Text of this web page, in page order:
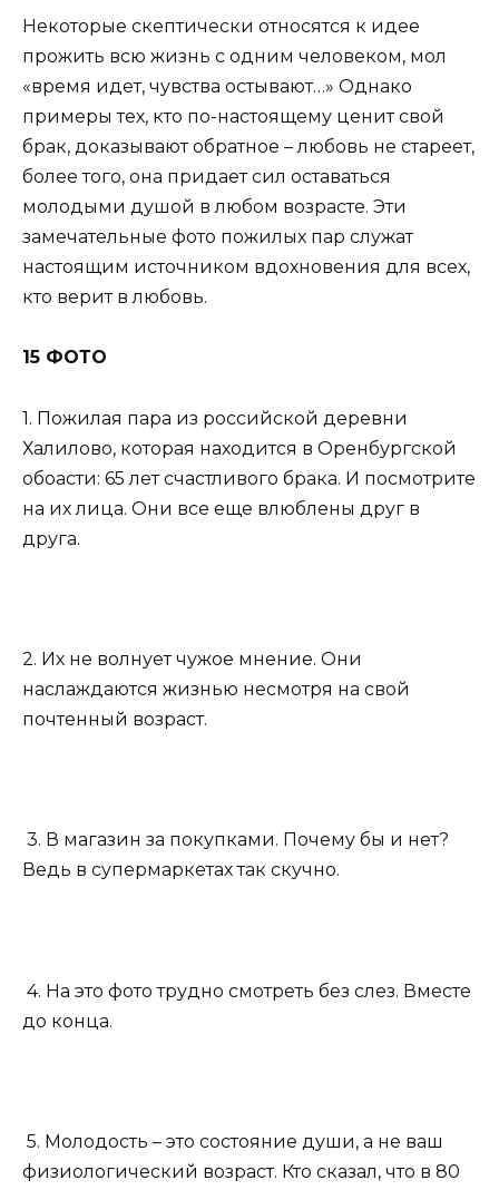
Некоторые скептически относятся к идее
прожить всю жизнь с одним человеком, мол
«время идет, чувства остывают…» Однако
примеры тех, кто по-настоящему ценит свой
брак, доказывают обратное – любовь не стареет,
более того, она придает сил оставаться
молодыми душой в любом возрасте. Эти
замечательные фото пожилых пар служат
настоящим источником вдохновения для всех,
кто верит в любовь.
15 ФОТО
1. Пожилая пара из российской деревни
Халилово, которая находится в Оренбургской
обоасти: 65 лет счастливого брака. И посмотрите
на их лица. Они все еще влюблены друг в
друга.
2. Их не волнует чужое мнение. Они
наслаждаются жизнью несмотря на свой
почтенный возраст.
3. В магазин за покупками. Почему бы и нет?
Ведь в супермаркетах так скучно.
4. На это фото трудно смотреть без слез. Вместе
до конца.
5. Молодость – это состояние души, а не ваш
физиологический возраст. Кто сказал, что в 80